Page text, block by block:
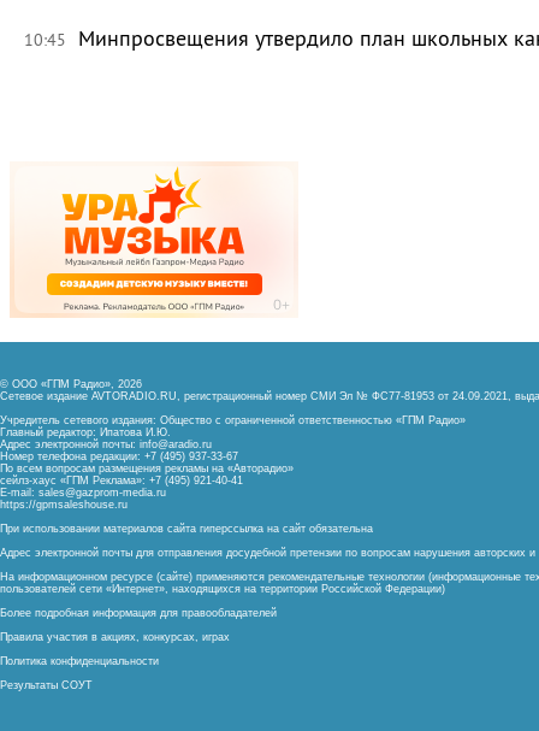
10:45 Минпросвещения утвердило план школьных
© ООО «ГПМ Радио», 2026
Сетевое издание AVTORADIO.RU, регистрационный номер СМИ Эл № ФС77-81953 от 24.09.2021,
Учредитель сетевого издания: Общество с ограниченной ответственностью «ГПМ Радио»
Главный редактор: Ипатова И.Ю.
Адрес электронной почты: info@aradio.ru
Номер телефона редакции: +7 (495) 937-33-67
По всем вопросам размещения рекламы на «Авторадио»
сейлз-хаус «ГПМ Реклама»: +7 (495) 921-40-41
E-mail: sales@gazprom-media.ru
https://gpmsaleshouse.ru
При использовании материалов сайта гиперссылка на сайт обязательна
Адрес электронной почты для отправления досудебной претензии по вопросам нарушения авторских
На информационном ресурсе (сайте) применяются рекомендательные технологии (информационные
пользователей сети «Интернет», находящихся на территории Российской Федерации)
Более подробная информация для правообладателей
Правила участия в акциях, конкурсах, играх
Политика конфиденциальности
Результаты СОУТ